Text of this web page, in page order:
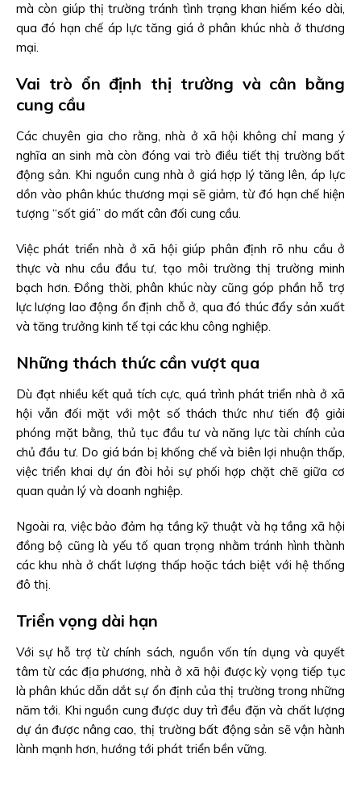
mà còn giúp thị trường tránh tình trạng khan hiếm kéo dài,
qua đó hạn chế áp lực tăng giá ở phân khúc nhà ở thương
mại.
Vai trò ổn định thị trường và cân bằng
cung cầu
Các chuyên gia cho rằng, nhà ở xã hội không chỉ mang ý
nghĩa an sinh mà còn đóng vai trò điều tiết thị trường bất
động sản. Khi nguồn cung nhà ở giá hợp lý tăng lên, áp lực
dồn vào phân khúc thương mại sẽ giảm, từ đó hạn chế hiện
tượng “sốt giá” do mất cân đối cung cầu.
Việc phát triển nhà ở xã hội giúp phân định rõ nhu cầu ở
thực và nhu cầu đầu tư, tạo môi trường thị trường minh
bạch hơn. Đồng thời, phân khúc này cũng góp phần hỗ trợ
lực lượng lao động ổn định chỗ ở, qua đó thúc đẩy sản xuất
và tăng trưởng kinh tế tại các khu công nghiệp.
Những thách thức cần vượt qua
Dù đạt nhiều kết quả tích cực, quá trình phát triển nhà ở xã
hội vẫn đối mặt với một số thách thức như tiến độ giải
phóng mặt bằng, thủ tục đầu tư và năng lực tài chính của
chủ đầu tư. Do giá bán bị khống chế và biên lợi nhuận thấp,
việc triển khai dự án đòi hỏi sự phối hợp chặt chẽ giữa cơ
quan quản lý và doanh nghiệp.
Ngoài ra, việc bảo đảm hạ tầng kỹ thuật và hạ tầng xã hội
đồng bộ cũng là yếu tố quan trọng nhằm tránh hình thành
các khu nhà ở chất lượng thấp hoặc tách biệt với hệ thống
đô thị.
Triển vọng dài hạn
Với sự hỗ trợ từ chính sách, nguồn vốn tín dụng và quyết
tâm từ các địa phương, nhà ở xã hội được kỳ vọng tiếp tục
là phân khúc dẫn dắt sự ổn định của thị trường trong những
năm tới. Khi nguồn cung được duy trì đều đặn và chất lượng
dự án được nâng cao, thị trường bất động sản sẽ vận hành
lành mạnh hơn, hướng tới phát triển bền vững.